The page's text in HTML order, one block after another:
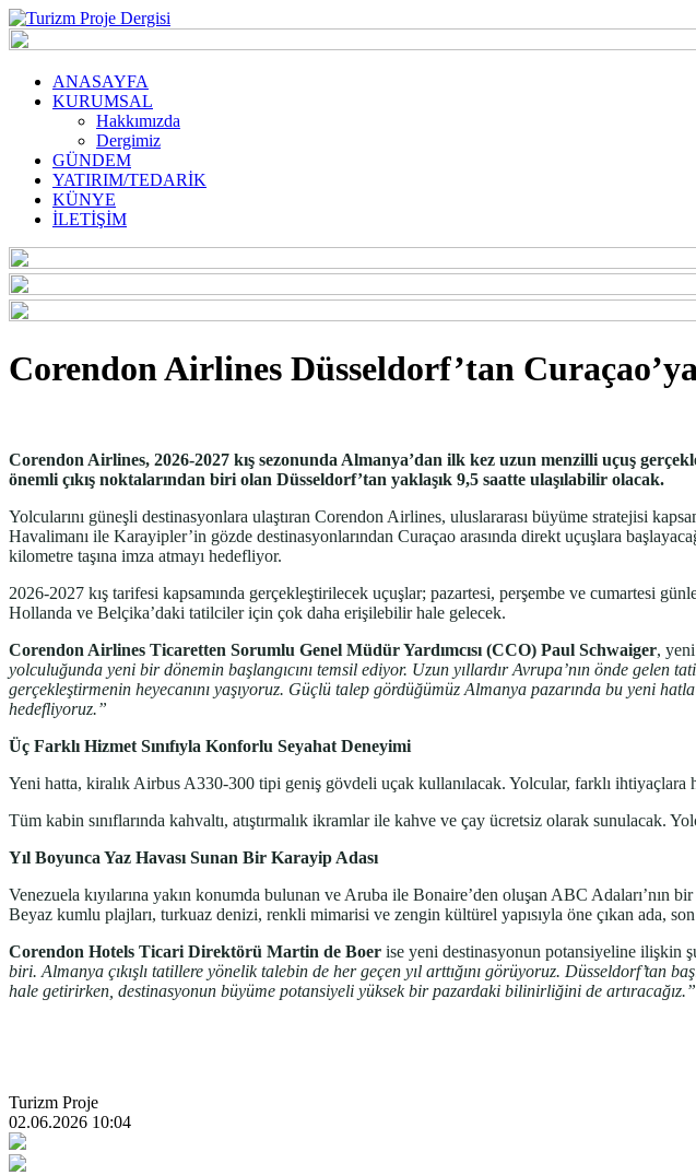
ANASAYFA
KURUMSAL
Hakkımızda
Dergimiz
GÜNDEM
YATIRIM/TEDARİK
KÜNYE
İLETİŞİM
Corendon Airlines Düsseldorf’tan
Corendon Airlines, 2026-2027 kış sezonunda Almanya’dan ilk kez uzun menzilli uçuş
önemli çıkış noktalarından biri olan Düsseldorf’tan yaklaşık 9,5 saatte ulaşılabilir olacak.
Yolcularını güneşli destinasyonlara ulaştıran Corendon Airlines, uluslararası büyüme stratejisi
Havalimanı ile Karayipler’in gözde destinasyonlarından Curaçao arasında direkt uçuşlara
kilometre taşına imza atmayı hedefliyor.
2026-2027 kış tarifesi kapsamında gerçekleştirilecek uçuşlar; pazartesi, perşembe ve cumartesi
Hollanda ve Belçika’daki tatilciler için çok daha erişilebilir hale gelecek.
Corendon Airlines Ticaretten Sorumlu Genel Müdür Yardımcısı (CCO) Paul Schwaiger,
yolculuğunda yeni bir dönemin başlangıcını temsil ediyor. Uzun yıllardır Avrupa’nın önde gelen
gerçekleştirmenin heyecanını yaşıyoruz. Güçlü talep gördüğümüz Almanya pazarında bu yeni
hedefliyoruz.”
Üç Farklı Hizmet Sınıfıyla Konforlu Seyahat Deneyimi
Yeni hatta, kiralık Airbus A330-300 tipi geniş gövdeli uçak kullanılacak. Yolcular, farklı ihtiyaçlara
Tüm kabin sınıflarında kahvaltı, atıştırmalık ikramlar ile kahve ve çay ücretsiz olarak
Yıl Boyunca Yaz Havası Sunan Bir Karayip Adası
Venezuela kıyılarına yakın konumda bulunan ve Aruba ile Bonaire’den oluşan ABC Adaları’nın
Beyaz kumlu plajları, turkuaz denizi, renkli mimarisi ve zengin kültürel yapısıyla öne çıkan ada,
Corendon Hotels Ticari Direktörü Martin de Boer ise yeni destinasyonun potansiyeline ilişkin
biri. Almanya çıkışlı tatillere yönelik talebin de her geçen yıl arttığını görüyoruz.
hale getirirken, destinasyonun büyüme potansiyeli yüksek bir pazardaki bilinirliğini de artıracağız.”
Turizm Proje
02.06.2026 10:04